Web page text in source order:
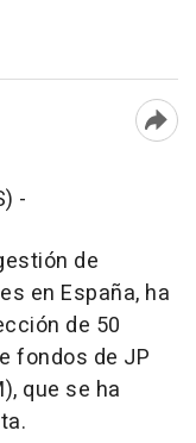
-
de
en España, ha
de 50
fondos de JP
que se ha